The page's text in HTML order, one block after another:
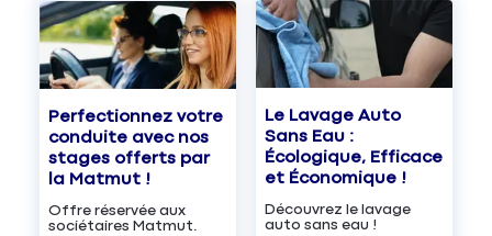
Perfectionnez votre
conduite avec nos
stages offerts par
la Matmut !
Offre réservée aux
sociétaires Matmut.
Le Lavage Auto
Sans Eau :
Écologique, Efficace
et Économique !
Découvrez le lavage
auto sans eau !